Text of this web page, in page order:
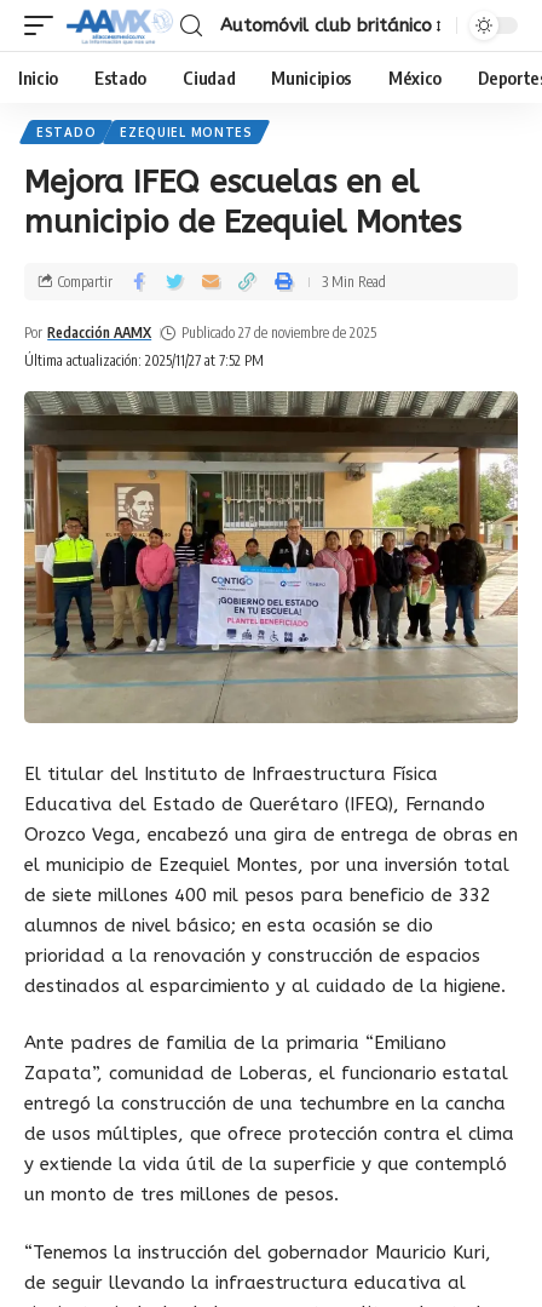
Automóvil club británico
Inicio Estado Ciudad Municipios México
ESTADO EZEQUIEL MONTES
Mejora IFEQ escuelas en el
municipio de Ezequiel Montes
Última actualización: 2025/11/27 at 7:52 PM
Por Redacción AAMX Publicado 27 de noviembre de 2025
Compartir 3 Min Read
El titular del Instituto de Infraestructura Física
Educativa del Estado de Querétaro (IFEQ), Fernando
Orozco Vega, encabezó una gira de entrega de obras en
el municipio de Ezequiel Montes, por una inversión total
de siete millones 400 mil pesos para beneficio de 332
alumnos de nivel básico; en esta ocasión se dio
prioridad a la renovación y construcción de espacios
destinados al esparcimiento y al cuidado de la higiene.
Ante padres de familia de la primaria “Emiliano
Zapata”, comunidad de Loberas, el funcionario estatal
entregó la construcción de una techumbre en la cancha
de usos múltiples, que ofrece protección contra el clima
y extiende la vida útil de la superficie y que contempló
un monto de tres millones de pesos.
“Tenemos la instrucción del gobernador Mauricio Kuri,
de seguir llevando la infraestructura educativa al